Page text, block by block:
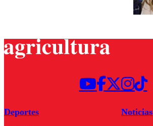
Deportes
Noticias